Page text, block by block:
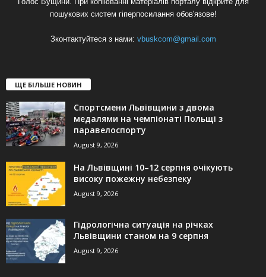
пошукових систем гіперпосилання обов'язове!
Зконтактуйтеся з нами: vbuskcom@gmail.com
ЩЕ БІЛЬШЕ НОВИН
Спортсмени Львівщини з двома
медалями на чемпіонаті Польщі з
паравелоспорту
August 9, 2026
На Львівщині 10–12 серпня очікують
високу пожежну небезпеку
August 9, 2026
Гідрологічна ситуація на річках
Львівщини станом на 9 серпня
August 9, 2026